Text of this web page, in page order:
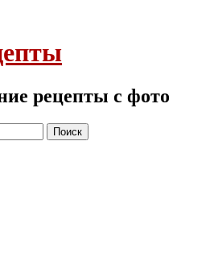
рецепты с фото